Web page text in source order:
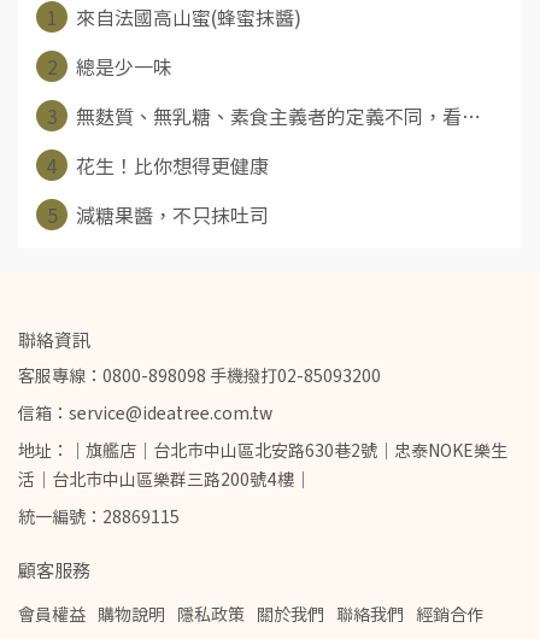
1
來自法國高山蜜(蜂蜜抹醬)
2
總是少一味
3
無麩質、無乳糖、素食主義者的定義不同，看⋯
4
花生！比你想得更健康
5
減糖果醬，不只抹吐司
聯絡資訊
客服專線：0800-898098 手機撥打02-85093200
信箱：service@ideatree.com.tw
地址：｜旗艦店｜台北市中山區北安路630巷2號｜忠泰NOKE樂生
活｜台北市中山區樂群三路200號4樓｜
統一編號：28869115
顧客服務
會員權益 購物說明 隱私政策 關於我們 聯絡我們 經銷合作